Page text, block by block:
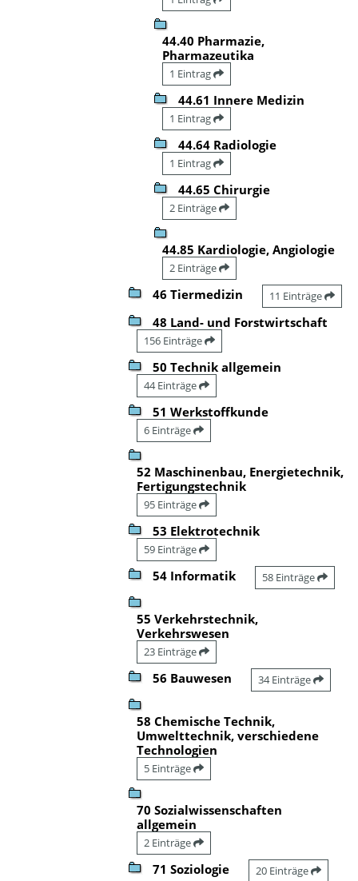
44.40 Pharmazie,
Pharmazeutika
1 Eintrag
44.61 Innere Medizin
1 Eintrag
44.64 Radiologie
1 Eintrag
44.65 Chirurgie
2 Einträge
44.85 Kardiologie, Angiologie
2 Einträge
46 Tiermedizin 11 Einträge
48 Land- und Forstwirtschaft
156 Einträge
50 Technik allgemein
44 Einträge
51 Werkstoffkunde
6 Einträge
52 Maschinenbau, Energietechnik,
Fertigungstechnik
95 Einträge
53 Elektrotechnik
59 Einträge
54 Informatik 58 Einträge
55 Verkehrstechnik,
Verkehrswesen
23 Einträge
56 Bauwesen 34 Einträge
58 Chemische Technik,
Umwelttechnik, verschiedene
Technologien
5 Einträge
70 Sozialwissenschaften
allgemein
2 Einträge
71 Soziologie 20 Einträge